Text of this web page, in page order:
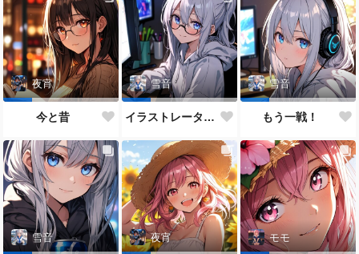
夜宵
今と昔
雪音
イラストレーター雪音ちゃん🎵
雪音
もう一戦！
雪音 夜宵 モモ